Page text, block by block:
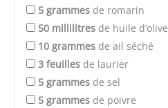
5 grammes de romarin
50 millilitres de huile d’olive
10 grammes de ail séché
3 feuilles de laurier
5 grammes de sel
5 grammes de poivre